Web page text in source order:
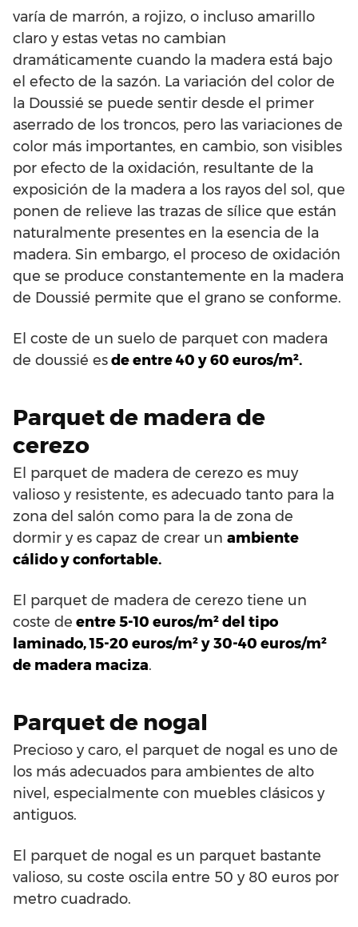
varía de marrón, a rojizo, o incluso amarillo
claro y estas vetas no cambian
dramáticamente cuando la madera está bajo
el efecto de la sazón. La variación del color de
la Doussié se puede sentir desde el primer
aserrado de los troncos, pero las variaciones de
color más importantes, en cambio, son visibles
por efecto de la oxidación, resultante de la
exposición de la madera a los rayos del sol, que
ponen de relieve las trazas de sílice que están
naturalmente presentes en la esencia de la
madera. Sin embargo, el proceso de oxidación
que se produce constantemente en la madera
de Doussié permite que el grano se conforme.
El coste de un suelo de parquet con madera
de doussié esde entre 40 y 60 euros/m².
Parquet de madera de
cerezo
El parquet de madera de cerezo es muy
valioso y resistente, es adecuado tanto para la
zona del salón como para la de zona de
dormir y es capaz de crear un ambiente
cálido y confortable.
El parquet de madera de cerezo tiene un
coste de entre 5-10 euros/m² del tipo
laminado, 15-20 euros/m² y 30-40 euros/m²
de madera maciza.
Parquet de nogal
Precioso y caro, el parquet de nogal es uno de
los más adecuados para ambientes de alto
nivel, especialmente con muebles clásicos y
antiguos.
El parquet de nogal es un parquet bastante
valioso, su coste oscila entre 50 y 80 euros por
metro cuadrado.